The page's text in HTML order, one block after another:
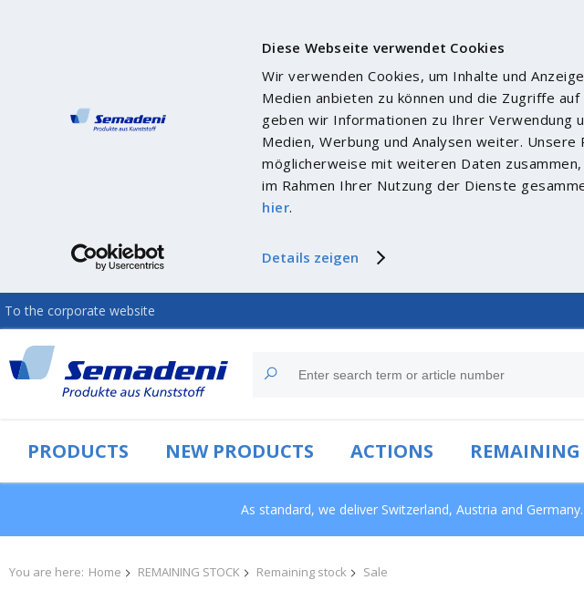
Diese Webseite verwendet Cookies
Wir verwenden Cookies, um Inhalte und
Medien anbieten zu können und die Zugriffe
geben wir Informationen zu Ihrer Verwendung
Medien, Werbung und Analysen weiter.
möglicherweise mit weiteren Daten
im Rahmen Ihrer Nutzung der Dienste
hier.
Details zeigen
To the corporate website
PRODUCTS NEW PRODUCTS ACTIONS REMAINING
As standard, we deliver Switzerland, Austria and
You are here: Home REMAINING STOCK Remaining stock Sale